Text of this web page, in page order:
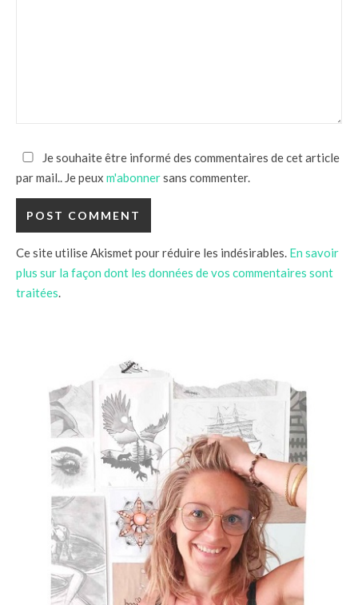
Je souhaite être informé des commentaires de cet article
par mail.. Je peux m'abonnersans commenter.
Ce site utilise Akismet pour réduire les indésirables. En savoir
plus sur la façon dont les données de vos commentaires sont
traitées.